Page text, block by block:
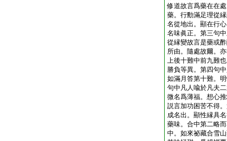
修道故言爲藥在在
藥。行勳滿足理從
名從地出。顯在行
名味眞正。第三句
從縁變故言是藥或
所由。隨處故爾。
上後十難中前九難
勝負等異。第四句
如滿月答第十難。
句中凡人喩於凡夫
微名爲薄福。想心
説言加功困苦不得
成名出。顯性縁具
藥味。合中第二略
中。如來祕藏合雪